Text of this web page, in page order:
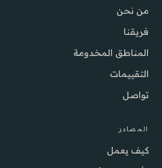
من نحن
فريقنا
المناطق المخدومة
التقييمات
تواصل
المصادر
كيف يعمل